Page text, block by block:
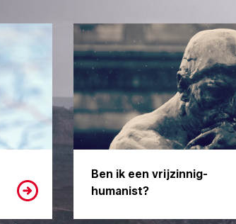
Ben ik een vrijzinnig-
humanist?